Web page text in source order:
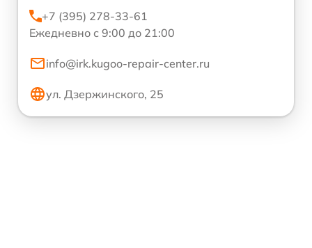
+7 (395) 278-33-61
Ежедневно с 9:00 до 21:00
info@irk.kugoo-repair-center.ru
ул. Дзержинского, 25